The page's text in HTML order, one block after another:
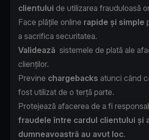
clientului de utilizarea frauduloasă
Face plățile online rapide și simple
a sacrifica securitatea.
Validează sistemele de plată ale
clienților.
Previne chargebacks atunci când
fost utilizat de o terță parte.
Protejează afacerea de a fi
fraudele între cardul clientului și
dumneavoastră au avut loc.